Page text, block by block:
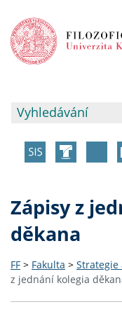
Zápisy z
děkana
FF > Fakulta > Strategie
z jednání kolegia